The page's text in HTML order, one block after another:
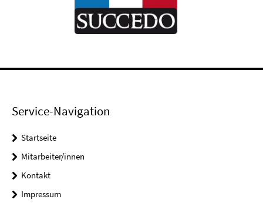
Service-Navigation
Startseite
Mitarbeiter/innen
Kontakt
Impressum